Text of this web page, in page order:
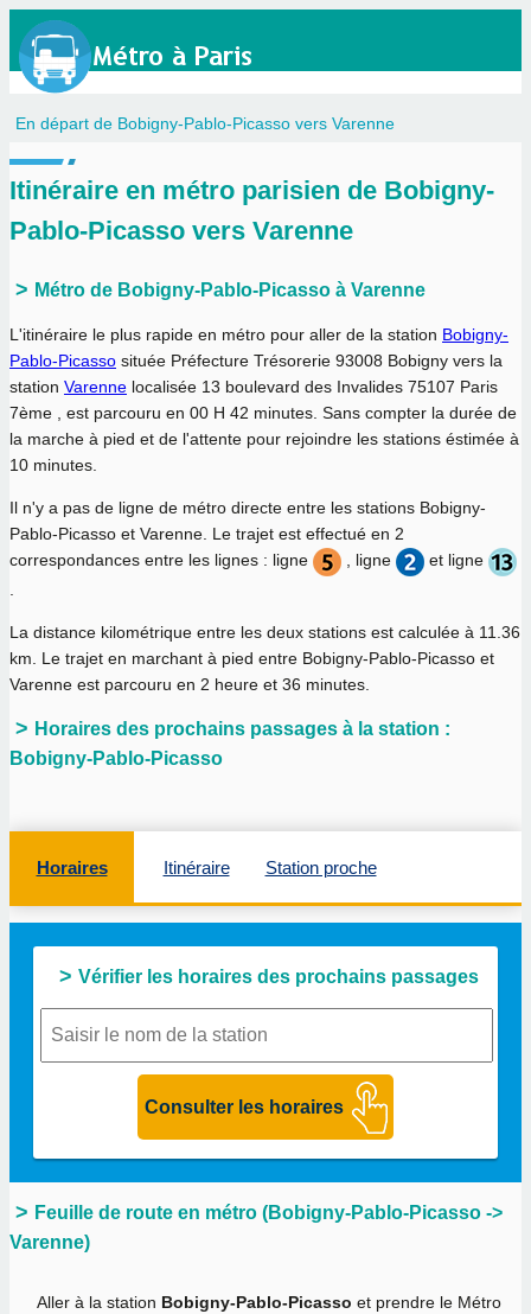
En départ de Bobigny-Pablo-Picasso vers Varenne
Itinéraire en métro parisien de Bobigny-
Pablo-Picasso vers Varenne
Métro de Bobigny-Pablo-Picasso à Varenne
L'itinéraire le plus rapide en métro pour aller de la station Bobigny-
Pablo-Picasso située Préfecture Trésorerie 93008 Bobigny vers la
station Varenne localisée 13 boulevard des Invalides 75107 Paris
7ème , est parcouru en 00 H 42 minutes. Sans compter la durée de
la marche à pied et de l'attente pour rejoindre les stations éstimée à
10 minutes.
Il n'y a pas de ligne de métro directe entre les stations Bobigny-
Pablo-Picasso et Varenne. Le trajet est effectué en 2
correspondances entre les lignes : ligne
, ligne
et ligne
La distance kilométrique entre les deux stations est calculée à 11.36
km . Le trajet en marchant à pied entre Bobigny-Pablo-Picasso et
Varenne est parcouru en 2 heure et 36 minutes
Horaires des prochains passages à la station :
Bobigny-Pablo-Picasso
Horaires Itinéraire Station proche
Vérifier les horaires des prochains passages
Feuille de route en métro (Bobigny-Pablo-Picasso ->
Varenne)
Aller à la station Bobigny-Pablo-Picasso et prendre le Métro